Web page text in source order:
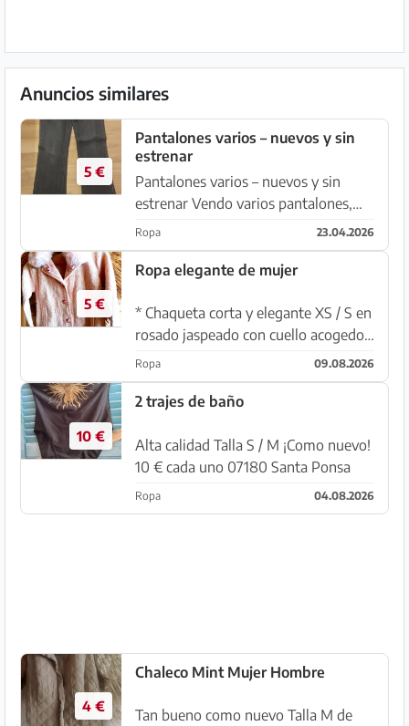
Anuncios similares
5 €
Pantalones varios – nuevos y sin
estrenar
Pantalones varios – nuevos y sin
estrenar Vendo varios pantalones,
todos nuevos y sin estrenar. Ideal
para el día a día, tiempo libre o
trabajo. Detalles: Varios modelos
Ropa 23.04.2026
5 €
Ropa elegante de mujer
* Chaqueta corta y elegante XS / S en
rosado jaspeado con cuello acogedor
por solo 10 € * Bufanda larga y ancha
en beige con adorno de cuentas.
Maravillosamente calentita por 5 € *
Ropa 09.08.2026
10 €
2 trajes de baño
Alta calidad Talla S / M ¡Como nuevo!
10 € cada uno 07180 Santa Ponsa
Ropa 04.08.2026
4 €
Chaleco Mint Mujer Hombre
Tan bueno como nuevo Talla M de